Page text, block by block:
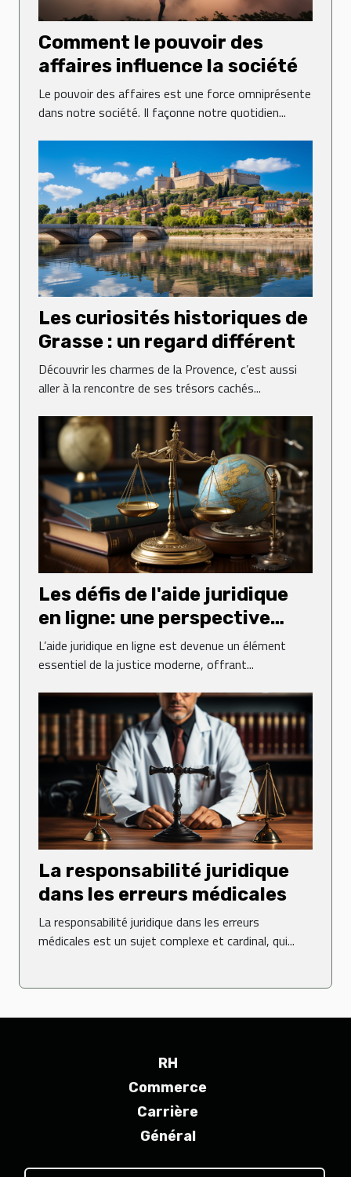
Comment le pouvoir des
affaires influence la société
Le pouvoir des affaires est une force omniprésente
dans notre société. Il façonne notre quotidien...
Les curiosités historiques de
Grasse : un regard différent
Découvrir les charmes de la Provence, c’est aussi
aller à la rencontre de ses trésors cachés...
Les défis de l'aide juridique
en ligne: une perspective
globale
L’aide juridique en ligne est devenue un élément
essentiel de la justice moderne, offrant...
La responsabilité juridique
dans les erreurs médicales
La responsabilité juridique dans les erreurs
médicales est un sujet complexe et cardinal, qui...
RH
Commerce
Carrière
Général